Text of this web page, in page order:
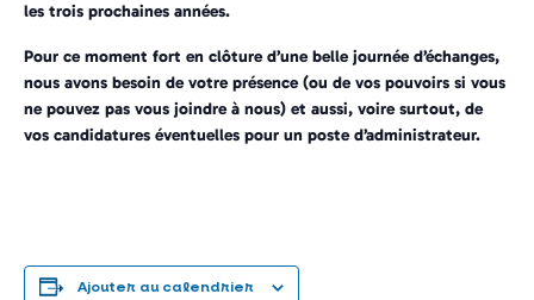
les trois prochaines années.
Pour ce moment fort en clôture d’une belle journée d’échanges,
nous avons besoin de votre présence (ou de vos pouvoirs si vous
ne pouvez pas vous joindre à nous) et aussi, voire surtout, de
vos candidatures éventuelles pour un poste d’administrateur.
Ajouter au calendrier